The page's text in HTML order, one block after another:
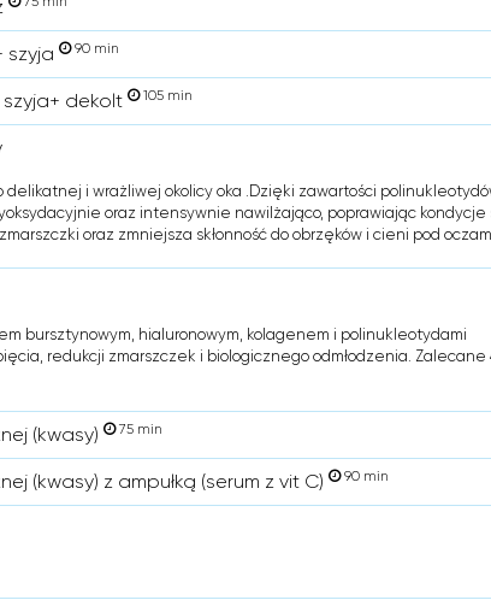
szyja 90 min
dekolt 105 min
delikatnej i wrażliwej okolicy oka .Dzięki zawartości
oraz intensywnie nawilżająco, poprawiając kondycje
oraz zmniejsza skłonność do obrzęków i cieni pod
bursztynowym, hialuronowym, kolagenem i polinukleotydami
redukcji zmarszczek i biologicznego odmłodzenia. Zalecane
(kwasy) 75 min
(kwasy) z ampułką (serum z vit C) 90 min